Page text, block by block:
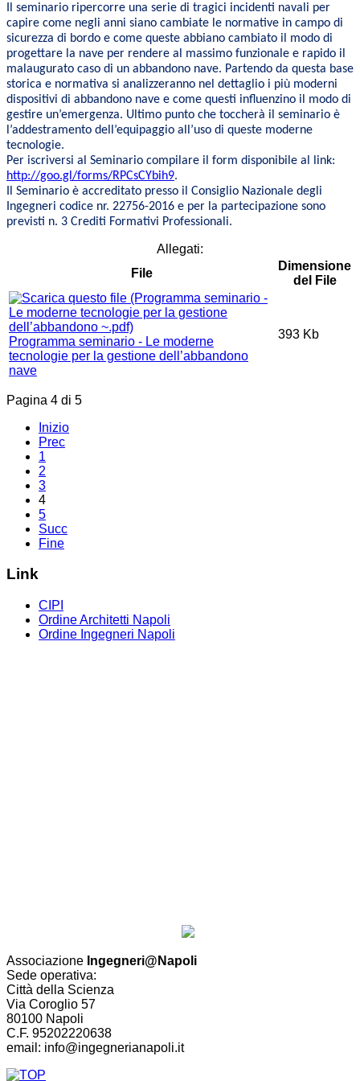
Il seminario ripercorre una serie di tragici incidenti navali per
capire come negli anni siano cambiate le normative in campo di
sicurezza di bordo e come queste abbiano cambiato il modo di
progettare la nave per rendere al massimo funzionale e rapido il
malaugurato caso di un abbandono nave. Partendo da questa base
storica e normativa si analizzeranno nel dettaglio i più moderni
dispositivi di abbandono nave e come questi influenzino il modo di
gestire un’emergenza. Ultimo punto che toccherà il seminario è
l’addestramento dell’equipaggio all’uso di queste moderne
tecnologie.
Per iscriversi al Seminario compilare il form disponibile al link:
http://goo.gl/forms/RPCsCYbih9.
Il Seminario è accreditato presso il Consiglio Nazionale degli
Ingegneri codice nr. 22756-2016 e per la partecipazione sono
previsti n. 3 Crediti Formativi Professionali.
Allegati:
File
Dimensione
del File
Programma seminario - Le moderne
tecnologie per la gestione dell’abbandono
nave
393 Kb
Pagina 4 di 5
Inizio
Prec
1
2
3
4
5
Succ
Fine
Link
CIPI
Ordine Architetti Napoli
Ordine Ingegneri Napoli
Associazione Ingegneri@Napoli
Sede operativa:
Città della Scienza
Via Coroglio 57
80100 Napoli
C.F. 95202220638
email: info@ingegnerianapoli.it